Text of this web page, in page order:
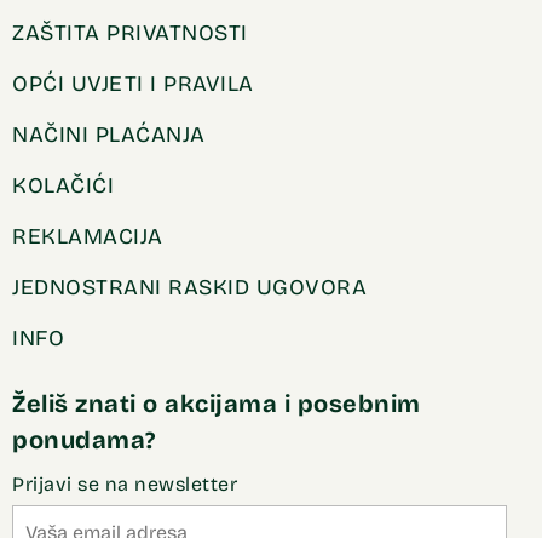
ZAŠTITA PRIVATNOSTI
OPĆI UVJETI I PRAVILA
NAČINI PLAĆANJA
KOLAČIĆI
REKLAMACIJA
JEDNOSTRANI RASKID UGOVORA
INFO
Želiš znati o akcijama i posebnim
ponudama?
Prijavi se na newsletter